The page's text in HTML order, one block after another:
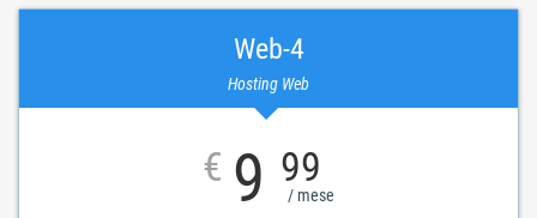
Web-4
Hosting Web
€ 9 99
/ mese